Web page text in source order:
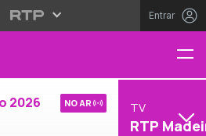
Entrar
2026 NO AR TV
RTP